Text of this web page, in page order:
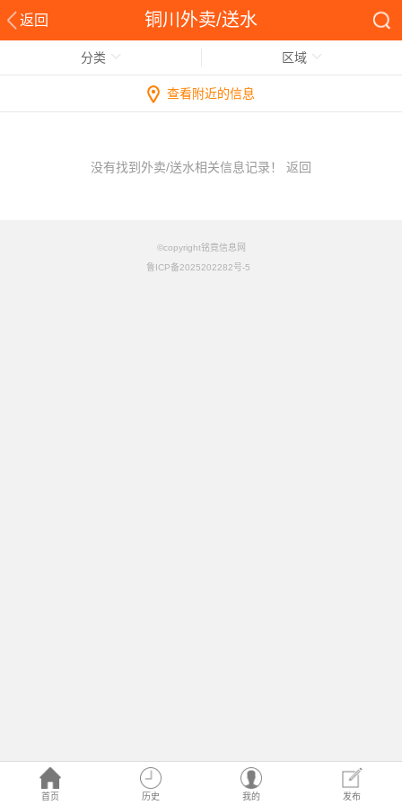
返回 铜川外卖/送水
首页 历史 我的 发布
分类 区域
查看附近的信息
没有找到外卖/送水相关信息记录！ 返回
©copyright铭竟信息网
鲁ICP备2025202282号-5